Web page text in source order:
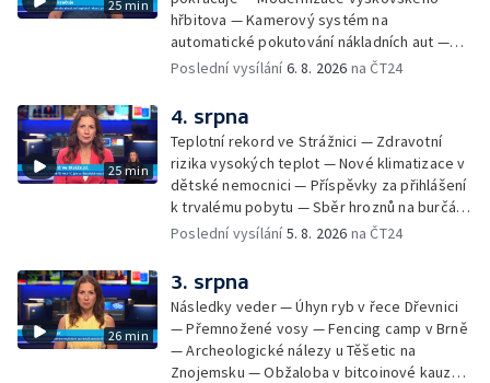
25 min
hřbitova — Kamerový systém na
automatické pokutování nákladních aut —
Demolice vyhořelé budovy ve Zlíně — Případ
stadionu na Vyškovsku — Výstraha před
bouřkami — Brno hostí Mezinárodní kytarový
festival — Očkování po kousnutí netopýrem
Poslední vysílání6. 8. 2026 na ČT24
25 min
4. srpna
Teplotní rekord ve Strážnici — Zdravotní
rizika vysokých teplot — Nové klimatizace v
dětské nemocnici — Příspěvky za přihlášení
k trvalému pobytu — Sběr hroznů na burčák
— Dokončení oprav vedení — Skončil termín
vody v obcích — Vyschlá koryta potoků —
Sdílení strážníků na Brněnsku
Poslední vysílání5. 8. 2026 na ČT24
26 min
3. srpna
Následky veder — Úhyn ryb v řece Dřevnici
— Přemnožené vosy — Fencing camp v Brně
— Archeologické nálezy u Těšetic na
Znojemsku — Obžaloba v bitcoinové kauze